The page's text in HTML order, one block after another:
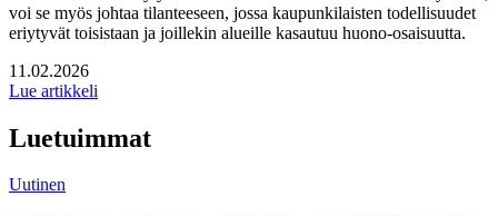
voi se myös johtaa tilanteeseen, jossa kaupunkilaisten todellisuudet
eriytyvät toisistaan ja joillekin alueille kasautuu huono-osaisuutta.
Julkaistu:
11.02.2026
Lue artikkeli
Luetuimmat
Uutinen